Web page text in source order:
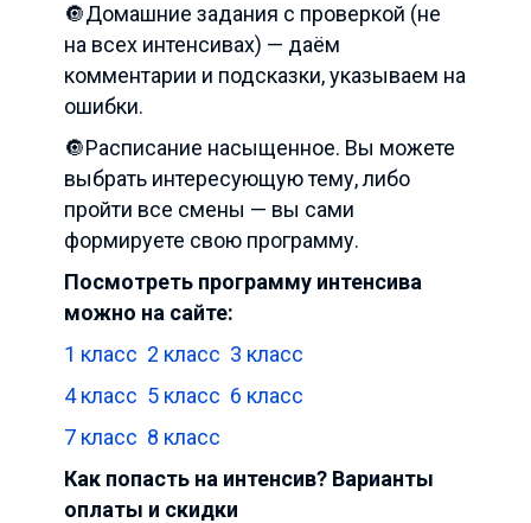
🔘Домашние задания с проверкой (не
на всех интенсивах) — даём
комментарии и подсказки, указываем на
ошибки.
🔘Расписание насыщенное. Вы можете
выбрать интересующую тему, либо
пройти все смены — вы сами
формируете свою программу.
Посмотреть программу интенсива
можно на сайте:
1 класс 2 класс 3 класс
4 класс 5 класс 6 класс
7 класс 8 класс
Как попасть на интенсив? Варианты
оплаты и скидки